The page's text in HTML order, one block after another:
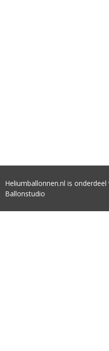
Heliumballonnen.nl is
Ballonstudio